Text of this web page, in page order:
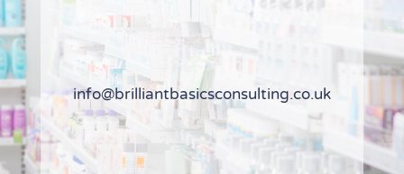
info@brilliantbasicsconsulting.co.uk